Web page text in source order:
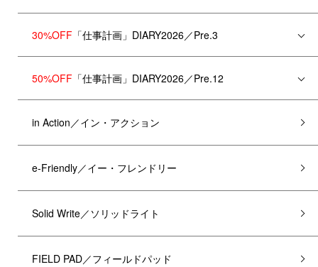
30%OFF 「仕事計画」DIARY2026／Pre.3
50%OFF 「仕事計画」DIARY2026／Pre.12
in Action／イン・アクション
e-Friendly／イー・フレンドリー
Solid Write／ソリッドライト
FIELD PAD／フィールドパッド